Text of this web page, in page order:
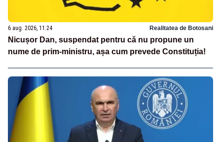
6 aug. 2026, 11:24 Realitatea de Botosani
Nicușor Dan, suspendat pentru că nu propune un
nume de prim-ministru, așa cum prevede Constituția!